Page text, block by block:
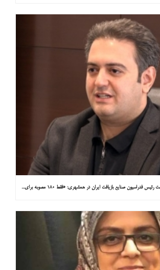
یادداشت ویژه هفته محیط‌زیست رئیس فدراسیون صنایع بازیافت ایران در همشهری: «فقط ۱۸۰ مصوبه برای خارج کردن خودروهای فرسوده از خیابان‌ها»